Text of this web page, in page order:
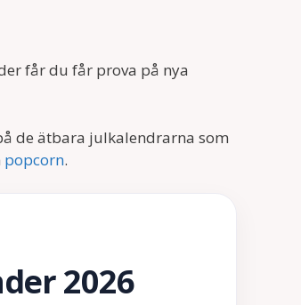
får du får prova på nya
de ätbara julkalendrarna som
popcorn.
2026